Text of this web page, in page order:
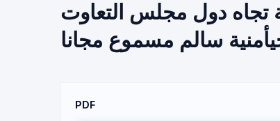
تجاه دول مجلس التعاوت
سالم مسموع مجانا
PDF